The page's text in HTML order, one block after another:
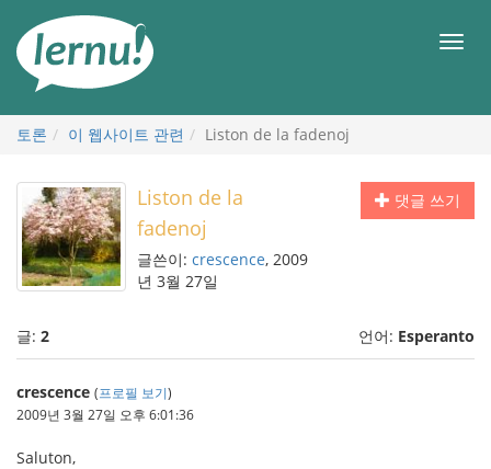
메
토론 이 웹사이트 관련 Liston de la fadenoj
댓글 쓰기
Liston de la
fadenoj
글쓴이: crescence, 2009
년 3월 27일
글: 2 언어: Esperanto
crescence (프로필 보기)
2009년 3월 27일 오후 6:01:36
Saluton,